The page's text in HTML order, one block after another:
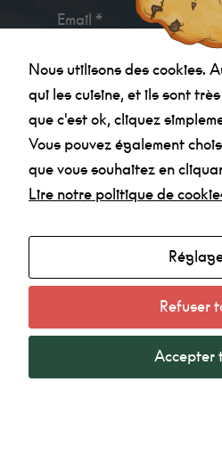
Email *
Je confirme avoir pris
informations relatives à
confidentialité.
Made in la Nef
Nous utilisons des cookies.
qui les cuisine, et ils sont
que c'est ok, cliquez
Vous pouvez également
que vous souhaitez en
Lire notre politique de
Refuser
Accepter